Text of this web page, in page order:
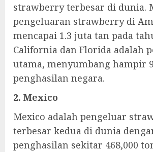
strawberry terbesar di dunia.
pengeluaran strawberry di
mencapai 1.3 juta tan pada
California dan Florida adalah
utama, menyumbang hampir
penghasilan negara.
2. Mexico
Mexico adalah pengeluar
terbesar kedua di dunia
penghasilan sekitar 468,000